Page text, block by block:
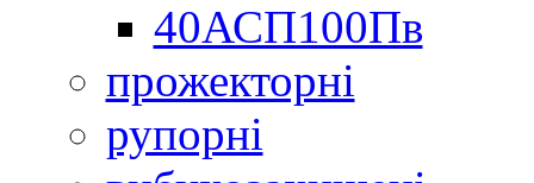
40АСП100Пв
прожекторні
рупорні